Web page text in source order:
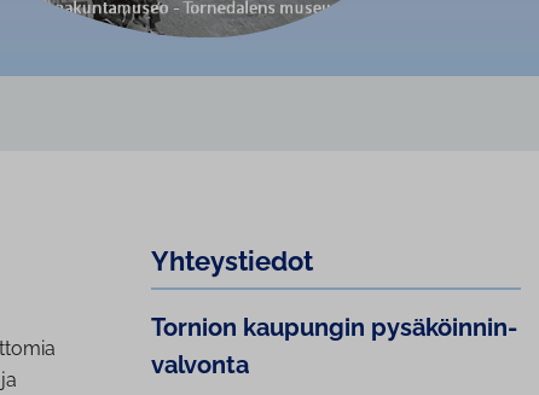
Yh­teys­tie­dot
Tornion kaupungin py­sä­köin­nin­
val­von­ta